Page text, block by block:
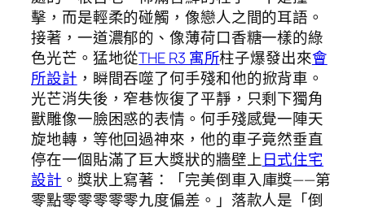
擊，而是輕柔的碰觸，像戀人之間的耳語。
接著，一道濃郁的、像薄荷口香糖一樣的綠
色光芒。猛地從THE R3 寓所柱子爆發出來會
所設計 ，瞬間吞噬了何手殘和他的掀背車。
光芒消失後，窄巷恢復了平靜，只剩下獨角
獸雕像一臉困惑的表情。何手殘感覺一陣天
旋地轉，等他回過神來，他的車子竟然垂直
停在一個貼滿了巨大獎狀的牆壁上日式住宅
設計 。獎狀上寫著：「完美倒車入庫獎——第
零點零零零零零九度偏差。」落款人是「倒